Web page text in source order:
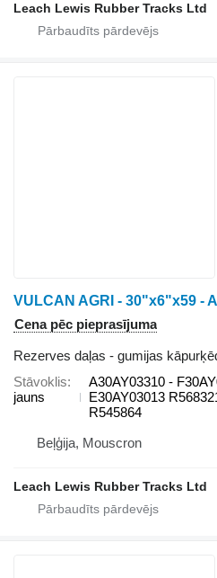
Leach Lewis Rubber Tracks Ltd
Cena pēc pieprasījuma
Rezerves daļas - gumijas
Stāvoklis
jauns
A30AY03310 -
E30AY03013
R545864
Beļģija, Mouscron
Leach Lewis Rubber Tracks Ltd